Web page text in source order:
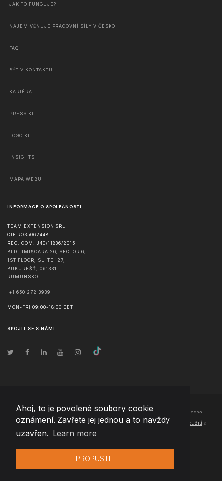
Ahoj, to je povolené soubory cookie
oznámení. Zavřete jej jednou a to navždy
uzavřen. Learn more
PROPUSTIT
JAK TO FUNGUJE?
NÁJEM VĚNUJE PRACOVNÍ SÍLY V ČESKO
FAQ
BÝT V KONTAKTU
KARIÉRA
PRESS KIT
LOGO KIT
INSIGHTS
MAPA WEBU
INFORMACE O SPOLEČNOSTI
TEAM EXTENSION SRL
CIF RO35062448
REG. COM. J40/11836/2015
BLD TIMIȘOARA 26, SECTOR 6,
1ST FLOOR, SUITE 127,
BUKUREŠŤ , 061331
RUMUNSKO
+1 650 272 3939
MON-FRI 09:00-18:00 EET
SPOJIT SE S NÁMI
© Copyright2026 Team Extension Czech Republic- Všechna práva vyhrazena
Changelog● Používáním těchto stránek souhlasíte s našimiPodmínky použití a
Politika soukromí